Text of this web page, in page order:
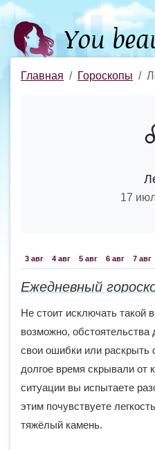
Главная Гороскопы
17
3 авг 4 авг 5 авг 6 авг 7 авг
Ежедневный
Не стоит исключать такой
возможно, обстоятельства
свои ошибки или раскрыть
долгое время скрывали от
ситуации вы испытаете
этим почувствуете
тяжёлый камень.